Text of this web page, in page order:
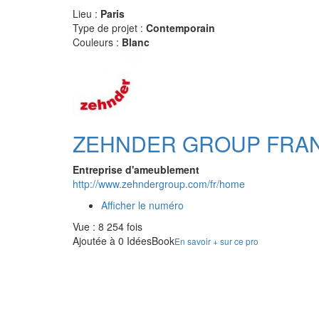
Lieu : Paris
Type de projet : Contemporain
Couleurs : Blanc
ZEHNDER GROUP
Entreprise d'ameublement
http://www.zehndergroup.com/fr/home
Afficher le numéro
Vue : 8 254 fois
Ajoutée à 0 IdéesBookEn savoir + sur ce pro